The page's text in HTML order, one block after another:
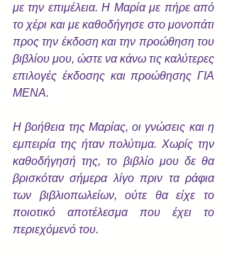
με την επιμέλεια. Η Μαρία με πήρε από
το χέρι και με καθοδήγησε στο μονοπάτι
προς την έκδοση και την προώθηση του
βιβλίου μου, ώστε να κάνω τις καλύτερες
επιλογές έκδοσης και προώθησης ΓΙΑ
ΜΕΝΑ.
Η βοήθεια της Μαρίας, οι γνώσεις και η
εμπειρία της ήταν πολύτιμα. Χωρίς την
καθοδήγησή της, το βιβλίο μου δε θα
βρισκόταν σήμερα λίγο πριν τα ράφια
των βιβλιοπωλείων, ούτε θα είχε το
ποιοτικό αποτέλεσμα που έχει το
περιεχόμενό του.